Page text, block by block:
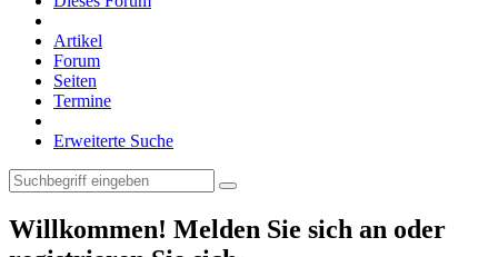
Artikel
Forum
Seiten
Termine
Erweiterte Suche
Willkommen! Melden Sie sich an oder